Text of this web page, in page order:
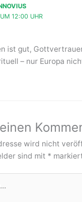
12:00 UHR
ist gut,
– nur Europa
wird nicht
sind mit *